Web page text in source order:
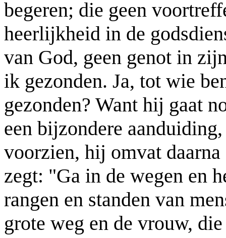
begeren; die geen
heerlijkheid in de
van God, geen genot in
ik gezonden. Ja, tot wie
gezonden? Want hij gaat
een bijzondere
voorzien, hij omvat
zegt: "Ga in de wegen en
rangen en standen van
grote weg en de vrouw,